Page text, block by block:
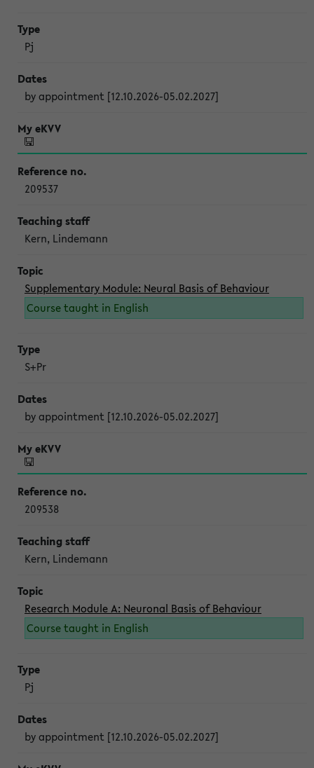
Pj
by appointment [12.10.2026-05.02.2027]
209537
Kern, Lindemann
Supplementary Module: Neural Basis of Behaviour
Course taught in English
S+Pr
by appointment [12.10.2026-05.02.2027]
209538
Kern, Lindemann
Research Module A: Neuronal Basis of Behaviour
Course taught in English
Pj
by appointment [12.10.2026-05.02.2027]